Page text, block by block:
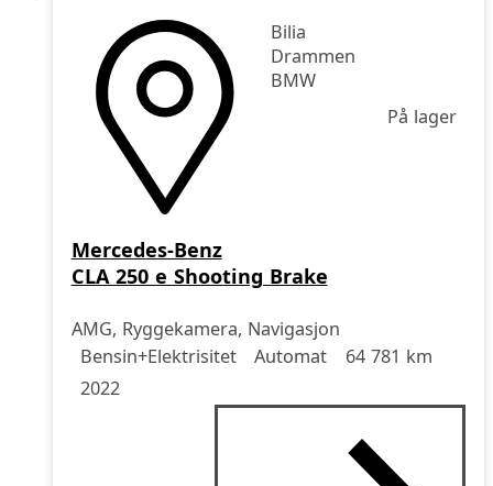
Bilia
Drammen
BMW
På lager
Mercedes-Benz
CLA 250 e Shooting Brake
AMG, Ryggekamera, Navigasjon
Drivstoff
Bensin+Elektrisitet
Girkasse Automat
Kjørelengde 64 781 km
årsmodell
2022